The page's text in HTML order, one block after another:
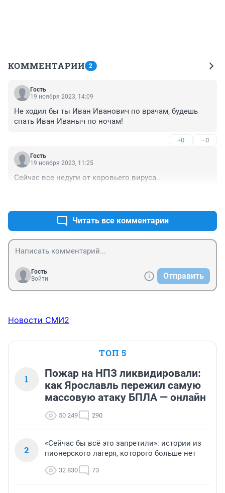
КОММЕНТАРИИ 2
Гость
19 ноября 2023, 14:09
Не ходил бы ты Иван Иванович по врачам, будешь
спать Иван Иваныч по ночам!
+0 –0
Гость
19 ноября 2023, 11:25
Сейчас все недуги от коровьего вируса..
Читать все комментарии
Гость
Войти
Отправить
Новости СМИ2
ТОП 5
1
Пожар на НПЗ ликвидировали:
как Ярославль пережил самую
массовую атаку БПЛА — онлайн
50 249 290
2
«Сейчас бы всё это запретили»: истории из
пионерского лагеря, которого больше нет
32 830 73